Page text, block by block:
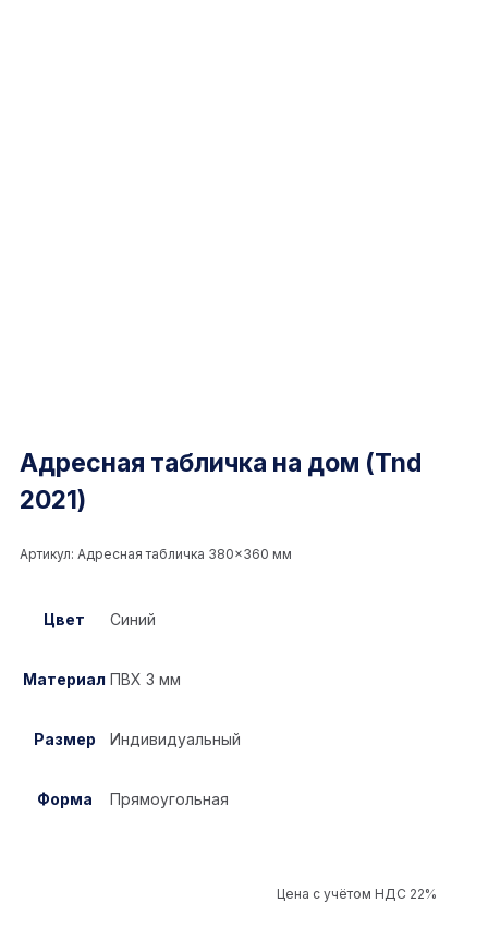
Адресная табличка на дом (Tnd
2021)
Артикул: Адресная табличка 380×360 мм
Цвет Синий
Материал ПВХ 3 мм
Размер Индивидуальный
Форма Прямоугольная
Цена с учётом НДС 22%